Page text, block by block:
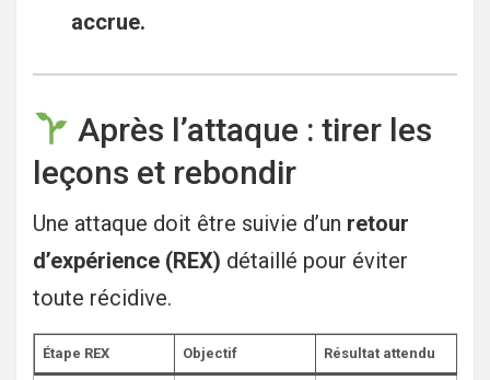
accrue.
Après l’attaque : tirer les
leçons et rebondir
Une attaque doit être suivie d’un retour
d’expérience (REX) détaillé pour éviter
toute récidive.
Étape REX Objectif Résultat attendu